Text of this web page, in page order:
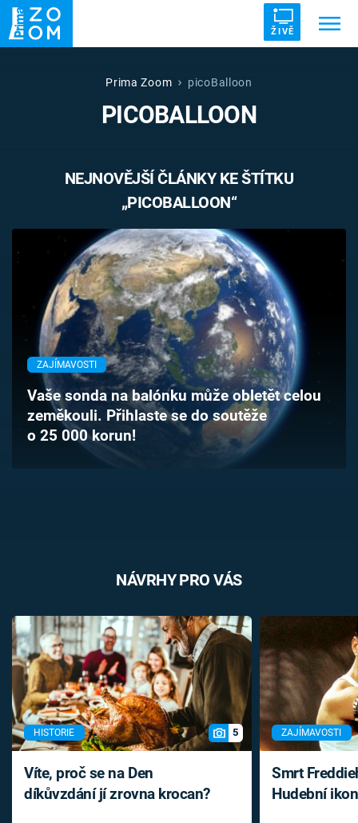
ŽIVĚ
UFO DRUHÁ SVĚTOVÁ VÁLKA
VETŘELCI DÁVNOVĚKU
Témata
Pořady
TV Program
Časopis
Sledujte prima+
Prima Zoom picoBalloon
PICOBALLOON
NEJNOVĚJŠÍ ČLÁNKY KE ŠTÍTKU
„PICOBALLOON“
ZAJÍMAVOSTI
Vaše sonda na balónku může obletět celou
zeměkouli. Přihlaste se do soutěže
o 25 000 korun!
NÁVRHY PRO VÁS
HISTORIE 5
Víte, proč se na Den
díkůvzdání jí zrovna krocan?
ZAJÍMAVOSTI
Smrt
Hudební